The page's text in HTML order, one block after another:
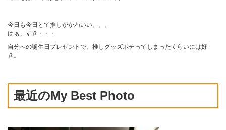
今日も今日とて推しがかわいい。。。
はぁ、すき・・・
自分への誕生日プレゼントで、推しグッズポチってしまったくらいには好
き。
最近のMy Best Photo